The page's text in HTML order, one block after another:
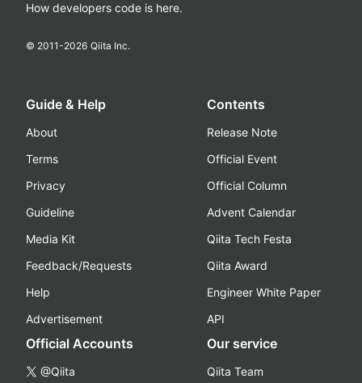
How developers code is here.
© 2011-2026 Qiita Inc.
Guide & Help
About
Terms
Privacy
Guideline
Media Kit
Feedback/Requests
Help
Advertisement
Contents
Release Note
Official Event
Official Column
Advent Calendar
Qiita Tech Festa
Qiita Award
Engineer White Paper
API
Official Accounts
@Qiita
Our service
Qiita Team